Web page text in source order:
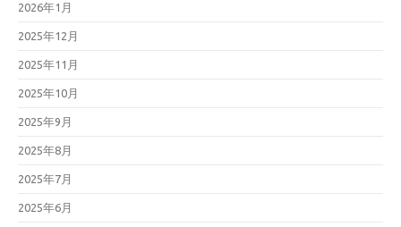
2026年1月
2025年12月
2025年11月
2025年10月
2025年9月
2025年8月
2025年7月
2025年6月